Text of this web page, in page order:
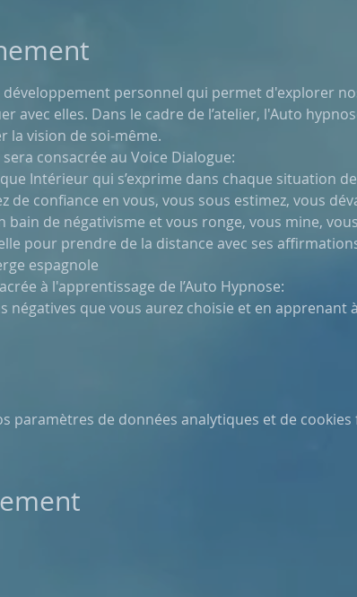
développement personnel qui permet d'explorer
avec elles. Dans le cadre de l’atelier, l'Auto
la vision de soi-même.
consacrée au Voice Dialogue:
Intérieur qui s’exprime dans chaque situation
de confiance en vous, vous sous estimez, vous
de négativisme et vous ronge, vous mine,
pour prendre de la distance avec ses
espagnole
à l'apprentissage de l’Auto Hypnose:
négatives que vous aurez choisie et en apprenant
paramètres de données analytiques et de